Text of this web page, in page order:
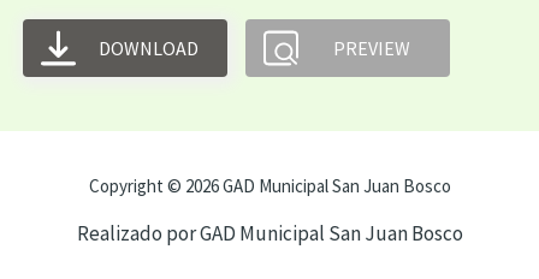
DOWNLOAD PREVIEW
Copyright © 2026 GAD Municipal San Juan Bosco
Realizado por GAD Municipal San Juan Bosco